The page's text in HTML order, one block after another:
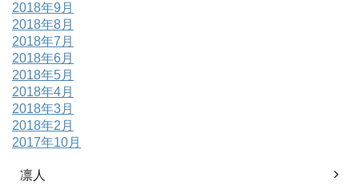
2018年9月
2018年8月
2018年7月
2018年6月
2018年5月
2018年4月
2018年3月
2018年2月
2017年10月
凛人